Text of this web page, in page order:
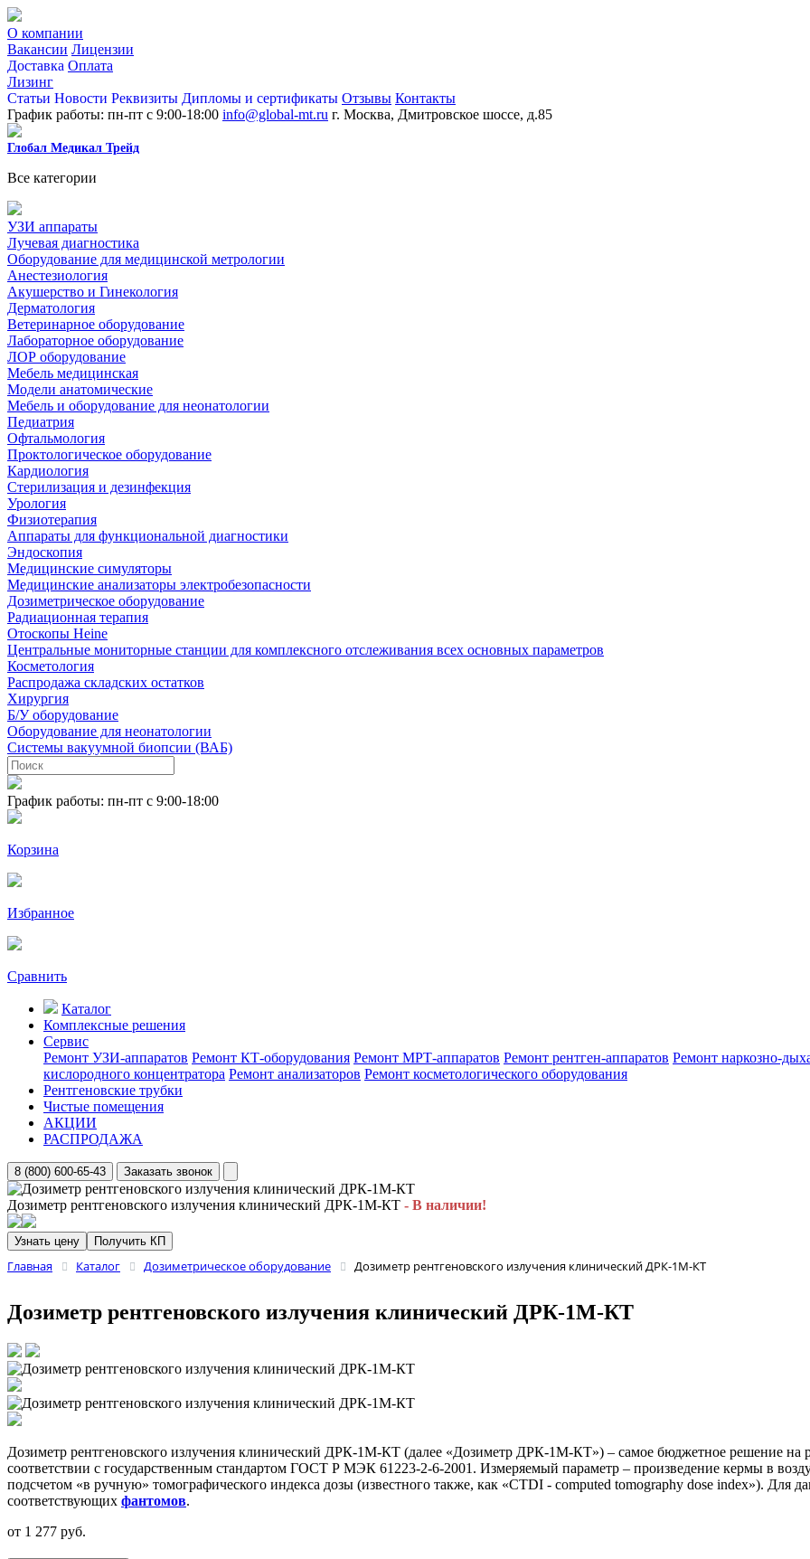
О компании
Вакансии Лицензии
Доставка Оплата
Лизинг
Статьи Новости Реквизиты Дипломы и сертификаты Отзывы Контакты
График работы: пн-пт с 9:00-18:00 info@global-mt.ru г. Москва, Дмитровское шоссе, д.85
Глобал Медикал Трейд
Все категории
УЗИ аппараты
Лучевая диагностика
Оборудование для медицинской метрологии
Анестезиология
Акушерство и Гинекология
Дерматология
Ветеринарное оборудование
Лабораторное оборудование
ЛОР оборудование
Мебель медицинская
Модели анатомические
Мебель и оборудование для неонатологии
Педиатрия
Офтальмология
Проктологическое оборудование
Кардиология
Стерилизация и дезинфекция
Урология
Физиотерапия
Аппараты для функциональной диагностики
Эндоскопия
Медицинские симуляторы
Медицинские анализаторы электробезопасности
Дозиметрическое оборудование
Радиационная терапия
Отоскопы Heine
Центральные мониторные станции для комплексного отслеживания всех основных параметров
Косметология
Распродажа складских остатков
Хирургия
Б/У оборудование
Оборудование для неонатологии
Системы вакуумной биопсии (ВАБ)
График работы: пн-пт с 9:00-18:00
Корзина
Избранное
Сравнить
Каталог
Комплексные решения
Сервис
Ремонт УЗИ-аппаратов Ремонт КТ-оборудования Ремонт МРТ-аппаратов Ремонт рентген-аппаратов Ремонт наркозно-
кислородного концентратора Ремонт анализаторов Ремонт косметологического оборудования
Рентгеновские трубки
Чистые помещения
АКЦИИ
РАСПРОДАЖА
8 (800) 600-65-43 Заказать звонок
Дозиметр рентгеновского излучения клинический ДРК-1М-КТ - В наличии!
Узнать цену Получить КП
Главная Каталог Дозиметрическое оборудование Дозиметр рентгеновского излучения клинический ДРК-1М-КТ
Дозиметр рентгеновского излучения клинический ДРК-1М-КТ
Дозиметр рентгеновского излучения клинический ДРК-1М-КТ (далее «Дозиметр ДРК-1М-КТ») – самое бюджетное решение на
соответствии с государственным стандартом ГОСТ Р МЭК 61223-2-6-2001. Измеряемый параметр – произведение кермы в
подсчетом «в ручную» томографического индекса дозы (известного также, как «CTDI - computed tomography dose index»). Для
соответствующих фантомов.
от 1 277 руб.